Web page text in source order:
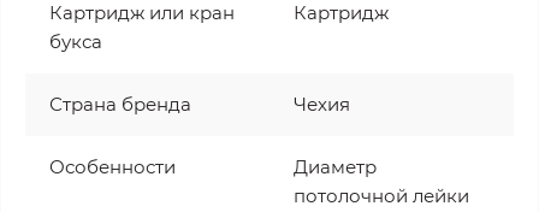
Картридж или кран
букса
Картридж
Страна бренда Чехия
Особенности
Диаметр
потолочной лейки